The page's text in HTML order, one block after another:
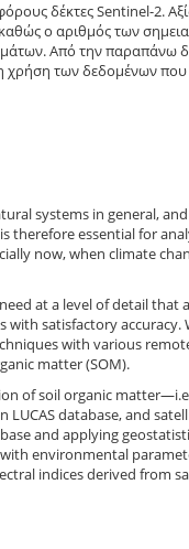
δέκτες Sentinel-2.
ο αριθμός των
Από την παραπάνω
των δεδομένων
systems in general,
therefore essential for
now, when climate
at a level of detail
satisfactory
with various
matter (SOM).
of soil organic
database, and
and applying
environmental
indices derived from